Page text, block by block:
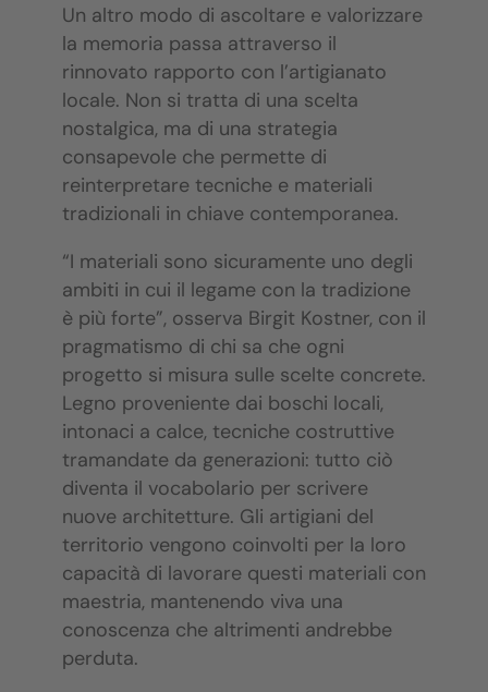
Un altro modo di ascoltare e valorizzare
la memoria passa attraverso il
rinnovato rapporto con l’artigianato
locale. Non si tratta di una scelta
nostalgica, ma di una strategia
consapevole che permette di
reinterpretare tecniche e materiali
tradizionali in chiave contemporanea.
“I materiali sono sicuramente uno degli
ambiti in cui il legame con la tradizione
è più forte”, osserva Birgit Kostner, con il
pragmatismo di chi sa che ogni
progetto si misura sulle scelte concrete.
Legno proveniente dai boschi locali,
intonaci a calce, tecniche costruttive
tramandate da generazioni: tutto ciò
diventa il vocabolario per scrivere
nuove architetture. Gli artigiani del
territorio vengono coinvolti per la loro
capacità di lavorare questi materiali con
maestria, mantenendo viva una
conoscenza che altrimenti andrebbe
perduta.